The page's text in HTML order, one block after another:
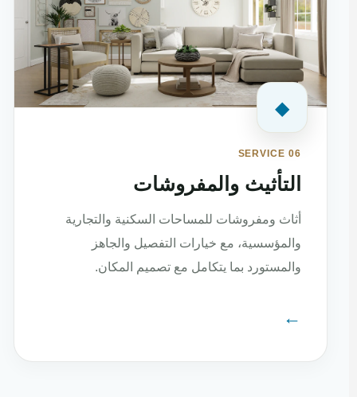
◆
SERVICE 06
التأثيث والمفروشات
أثاث ومفروشات للمساحات السكنية والتجارية
والمؤسسية، مع خيارات التفصيل والجاهز
والمستورد بما يتكامل مع تصميم المكان.
←